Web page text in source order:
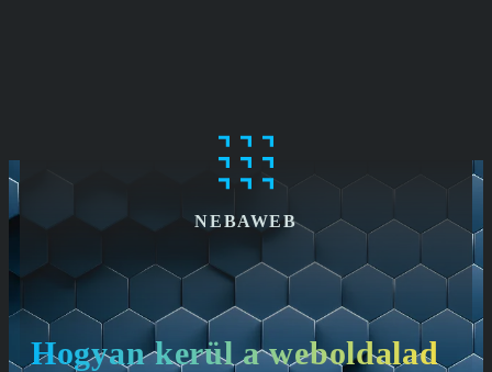
NEBAWEB
Hogyan kerül a weboldalad